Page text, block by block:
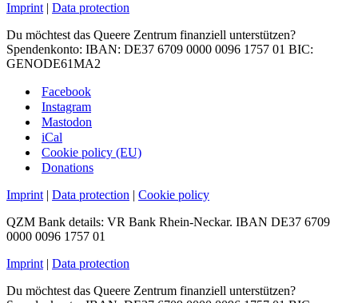
Imprint| Data protection
Du möchtest das Queere Zentrum finanziell unterstützen?
Spendenkonto: IBAN: DE37 6709 0000 0096 1757 01 BIC:
GENODE61MA2
Facebook
Instagram
Mastodon
iCal
Cookie policy (EU)
Donations
Imprint| Data protection
Cookie policy
QZM Bank details: VR Bank Rhein-Neckar. IBAN DE37 6709
0000 0096 1757 01
Imprint| Data protection
Du möchtest das Queere Zentrum finanziell unterstützen?